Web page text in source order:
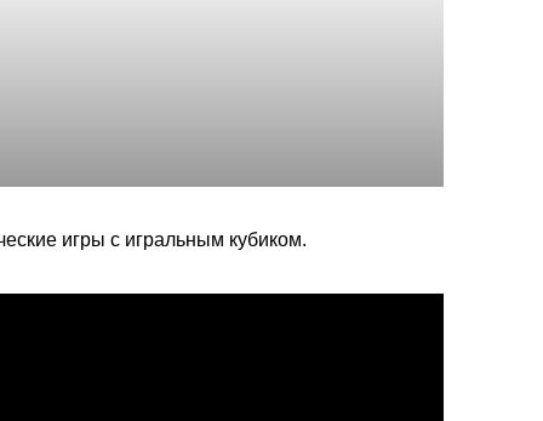
игры с игральным кубиком.